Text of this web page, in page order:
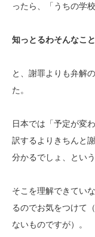
ったら、「うちの学
知っとるわそんなこ
と、謝罪よりも弁解
た。
日本では「予定が変
訳するよりきちんと
分かるでしょ、とい
そこを理解できてい
るのでお気をつけて
ないものですが）。